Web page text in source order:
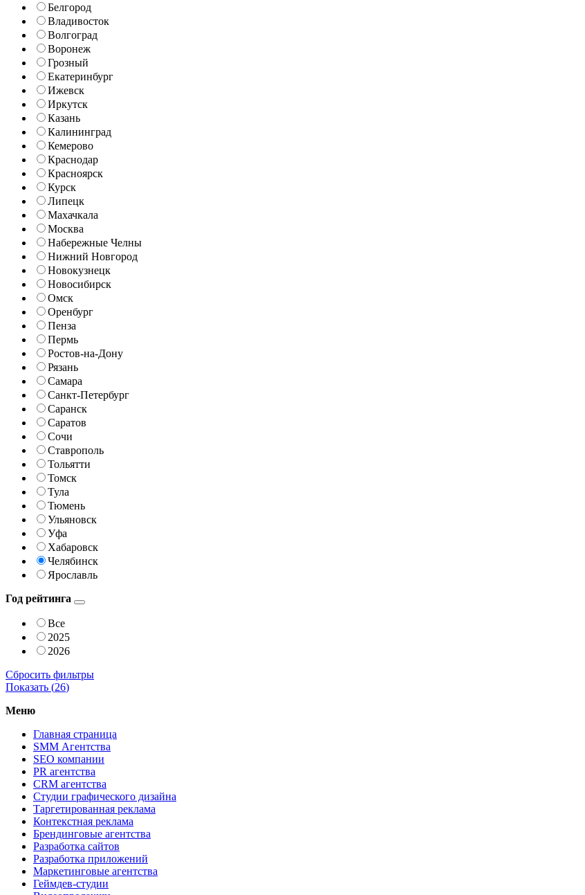
Белгород
Владивосток
Волгоград
Воронеж
Грозный
Екатеринбург
Ижевск
Иркутск
Казань
Калининград
Кемерово
Краснодар
Красноярск
Курск
Липецк
Махачкала
Москва
Набережные Челны
Нижний Новгород
Новокузнецк
Новосибирск
Омск
Оренбург
Пенза
Пермь
Ростов-на-Дону
Рязань
Самара
Санкт-Петербург
Саранск
Саратов
Сочи
Ставрополь
Тольятти
Томск
Тула
Тюмень
Ульяновск
Уфа
Хабаровск
Челябинск
Ярославль
Год рейтинга
Все
2025
2026
Сбросить фильтры
Показать (26)
Меню
Главная страница
SMM Агентства
SEO компании
PR агентства
CRM агентства
Студии графического дизайна
Таргетированная реклама
Контекстная реклама
Брендинговые агентства
Разработка сайтов
Разработка приложений
Маркетинговые агентства
Геймдев-студии